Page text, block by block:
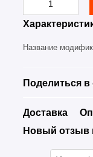
Название
Поделиться в
Доставка
Новый отзыв